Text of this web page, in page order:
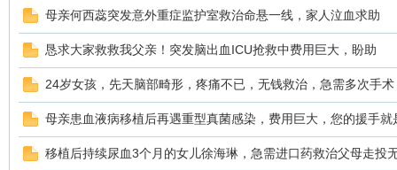
母亲何西蕊突发意外重症监护室救治命悬一线，家人泣血求助
恳求大家救救我父亲！突发脑出血ICU抢救中费用巨大，盼助
24岁女孩，先天脑部畸形，疼痛不已，无钱救治，急需多次手
母亲患血液病移植后再遇重型真菌感染，费用巨大，您的援手就
移植后持续尿血3个月的女儿徐海琳，急需进口药救治父母走投